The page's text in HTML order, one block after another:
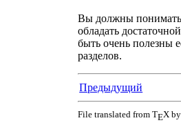
Вы должны
обладать
быть очень полезны
разделов.
Предыдущий
File translated from TEX